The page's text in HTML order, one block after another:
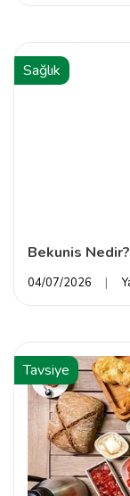
Sağlık
Bekunis
04/07/2026
Tavsiye